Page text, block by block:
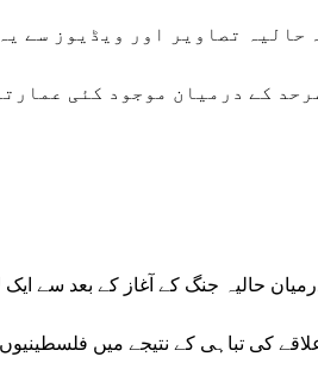
حالیہ تصاویر اور ویڈیوز سے
کے درمیان موجود کئی
حالیہ جنگ کے آغاز کے بعد سے ایک
کی تباہی کے نتیجے میں